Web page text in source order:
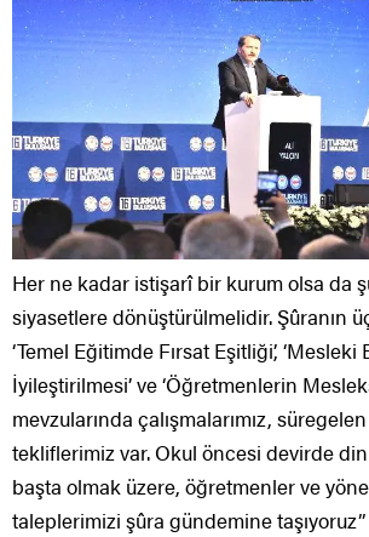
Her ne kadar istişarî bir kurum olsa da
siyasetlere dönüştürülmelidir. Şûranın
‘Temel Eğitimde Fırsat Eşitliği’,
İyileştirilmesi’ ve ‘Öğretmenlerin
mevzularında çalışmalarımız,
tekliflerimiz var. Okul öncesi devirde
başta olmak üzere, öğretmenler ve
taleplerimizi şûra gündemine